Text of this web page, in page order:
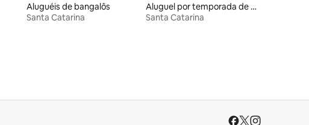
Aluguéis de bangalôs
Santa Catarina
Aluguel por temporada de casas arredondadas
Santa Catarina